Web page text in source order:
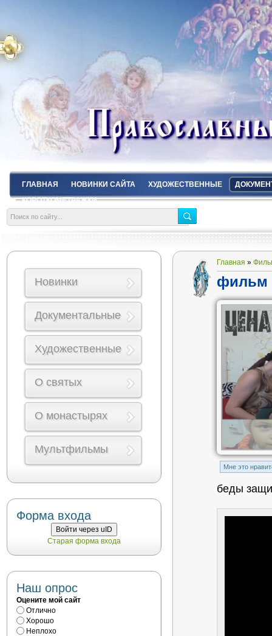
ГЛАВНАЯ НОВИНКИ САЙТА ХУДОЖЕСТВЕННЫЕ
КОРОТКОМЕТРАЖКИ
Главная »
фильм
Mне это
беды
Новинки
Документальные
Художественные
О святых
О монастырях
Мультфильмы
Форма входа
Войти через uID
Старая форма входа
Наш опрос
Оцените мой сайт
Отлично
Хорошо
Неплохо